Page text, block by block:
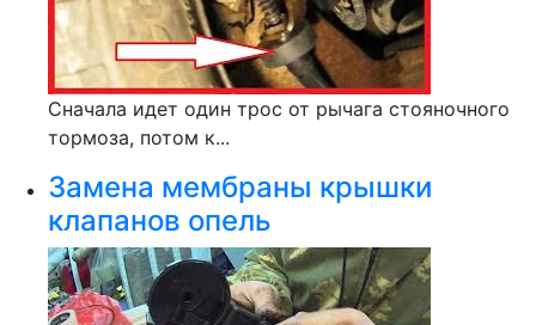
Сначала идет один трос от рычага стояночного
тормоза, потом к...
Замена мембраны крышки
клапанов опель